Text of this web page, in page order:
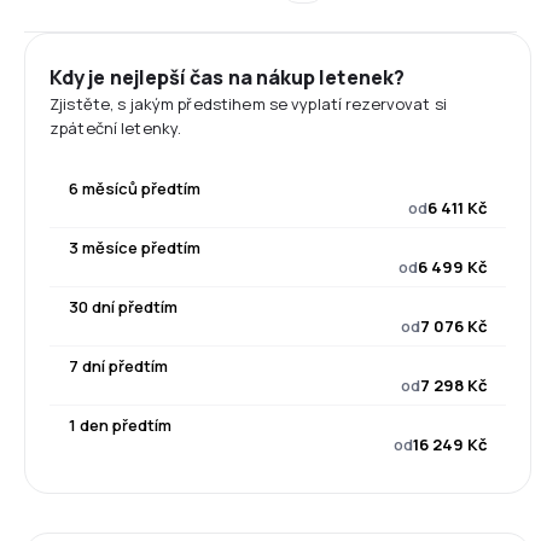
Kdy je nejlepší čas na nákup letenek?
Zjistěte, s jakým předstihem se vyplatí rezervovat si
zpáteční letenky.
6 měsíců předtím
od6 411 Kč
3 měsíce předtím
od6 499 Kč
30 dní předtím
od7 076 Kč
7 dní předtím
od7 298 Kč
1 den předtím
od16 249 Kč